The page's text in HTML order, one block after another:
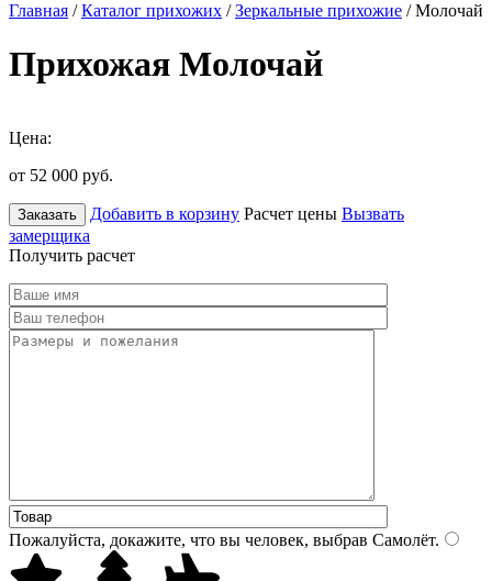
Главная /Каталог прихожих /Зеркальные прихожие / Молочай
Прихожая Молочай
Цена:
от 52 000 руб.
Заказать Добавить в корзину Расчет цены Вызвать
замерщика
Получить расчет
Пожалуйста, докажите, что вы человек, выбрав Самолёт.